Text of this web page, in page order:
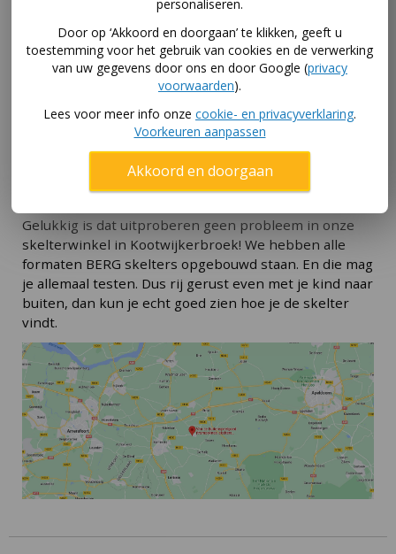
Deze skelter uitproberen?
Je koopt makkelijker de juiste skelter als je hem eerst
even kunt testen. Bijvoorbeeld doordat je zoon of
dochter er een rondje op rijdt. Kan je kind goed bij de
trappers? Hoe zit de stoel, hoever kun je die
verstellen? En hoe werkt het als je zo'n
aanhangerachter de gocart hangt?
Skelter uitproberen in winkel
Gelukkig is dat uitproberen geen probleem in onze
skelterwinkel in Kootwijkerbroek! We hebben alle
formaten BERG skelters opgebouwd staan. En die mag
je allemaal testen. Dus rij gerust even met je kind naar
buiten, dan kun je echt goed zien hoe je de skelter
vindt.
personaliseren.
Door op ‘Akkoord en doorgaan’ te klikken, geeft u
toestemming voor het gebruik van cookies en de verwerking
van uw gegevens door ons en door Google (privacy
voorwaarden).
Lees voor meer info onze cookie- en privacyverklaring.
Voorkeuren aanpassen
Akkoord en doorgaan